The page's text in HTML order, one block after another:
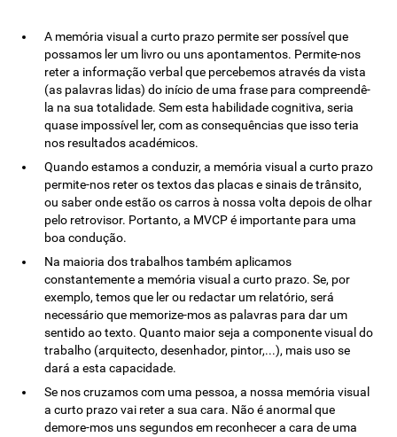
A memória visual a curto prazo permite ser possível que
possamos ler um livro ou uns apontamentos. Permite-nos
reter a informação verbal que percebemos através da vista
(as palavras lidas) do início de uma frase para compreendê-
la na sua totalidade. Sem esta habilidade cognitiva, seria
quase impossível ler, com as consequências que isso teria
nos resultados académicos.
Quando estamos a conduzir, a memória visual a curto prazo
permite-nos reter os textos das placas e sinais de trânsito,
ou saber onde estão os carros à nossa volta depois de olhar
pelo retrovisor. Portanto, a MVCP é importante para uma
boa condução.
Na maioria dos trabalhos também aplicamos
constantemente a memória visual a curto prazo. Se, por
exemplo, temos que ler ou redactar um relatório, será
necessário que memorize-mos as palavras para dar um
sentido ao texto. Quanto maior seja a componente visual do
trabalho (arquitecto, desenhador, pintor,...), mais uso se
dará a esta capacidade.
Se nos cruzamos com uma pessoa, a nossa memória visual
a curto prazo vai reter a sua cara. Não é anormal que
demore-mos uns segundos em reconhecer a cara de uma